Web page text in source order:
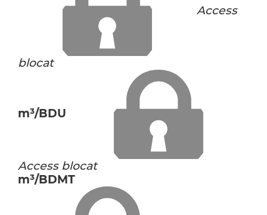
Access
blocat
m³/BDU
Access blocat
m³/BDMT